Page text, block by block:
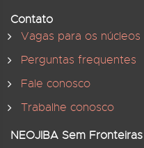
Contato
Vagas para os núcleos
Perguntas frequentes
Fale conosco
Trabalhe conosco
NEOJIBA Sem Fronteiras